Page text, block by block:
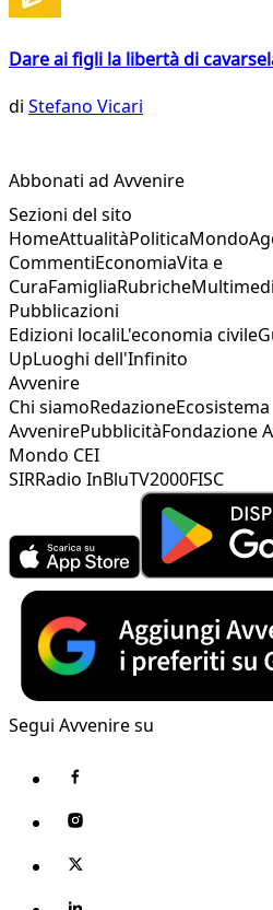
Dare ai figli la libertà di
di Stefano Vicari
Abbonati ad Avvenire
Sezioni del sito
HomeAttualitàPoliticaMondo
CommentiEconomiaVita e
CuraFamigliaRubriche
Pubblicazioni
Edizioni localiL'economia civile
UpLuoghi dell'Infinito
Avvenire
Chi siamoRedazioneEcosistema
AvvenirePubblicitàFondazione
Mondo CEI
SIRRadio InBluTV2000FISC
Segui Avvenire su